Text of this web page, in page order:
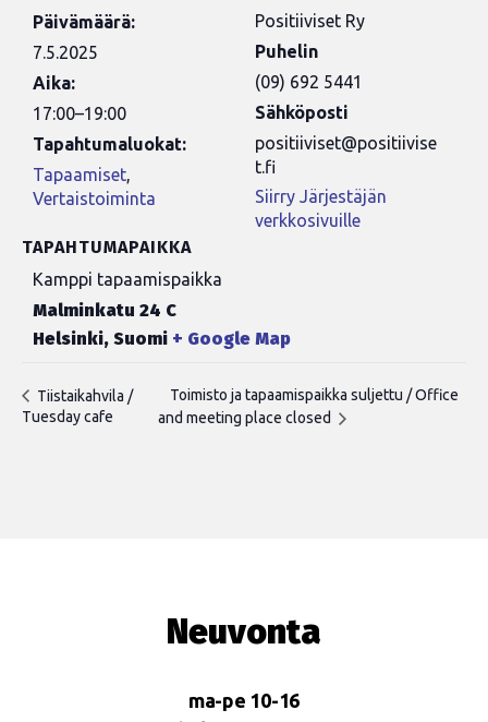
Päivämäärä:
7.5.2025
Aika:
17:00–19:00
Tapahtumaluokat:
Tapaamiset,
Vertaistoiminta
TAPAHTUMAPAIKKA
Kamppi tapaamispaikka
Malminkatu 24 C
Helsinki, Suomi + Google Map
Positiiviset Ry
Puhelin
(09) 692 5441
Sähköposti
positiiviset@positiivise
t.fi
Siirry Järjestäjän
verkkosivuille
Tiistaikahvila /
Tuesday cafe
Toimisto ja tapaamispaikka suljettu / Office
and meeting place closed
Neuvonta
ma-pe 10-16